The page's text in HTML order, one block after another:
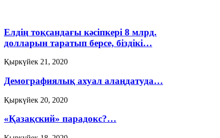
Елдің тоқсандағы кәсіпкері 8 млрд.
долларын таратып берсе, біздікі…
Қыркүйек 21, 2020
Демографиялық ахуал алаңдатуда…
Қыркүйек 20, 2020
«Қазақский» парадокс?…